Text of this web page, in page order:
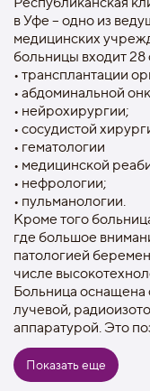
в Уфе – одно из
медицинских
больницы входит
• трансплантации
• абдоминальной
• нейрохирургии;
• сосудистой
• гематологии
• медицинской
• нефрологии;
• пульманологии.
Кроме того
где большое
патологией
числе
Больница оснащена
лучевой,
аппаратурой. Это
эффективную
Ежегодно в
около 239 тысяч
Показать еще